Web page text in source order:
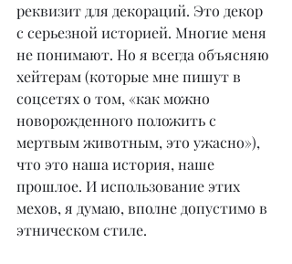
реквизит для декораций. Это декор
с серьезной историей. Многие меня
не понимают. Но я всегда объясняю
хейтерам (которые мне пишут в
соцсетях о том, «как можно
новорожденного положить с
мертвым животным, это ужасно»),
что это наша история, наше
прошлое. И использование этих
мехов, я думаю, вполне допустимо в
этническом стиле.